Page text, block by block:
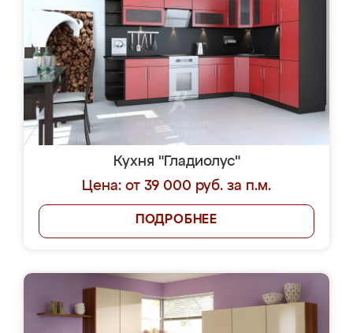
Кухня "Гладиолус"
Цена: от 39 000 руб. за п.м.
ПОДРОБНЕЕ